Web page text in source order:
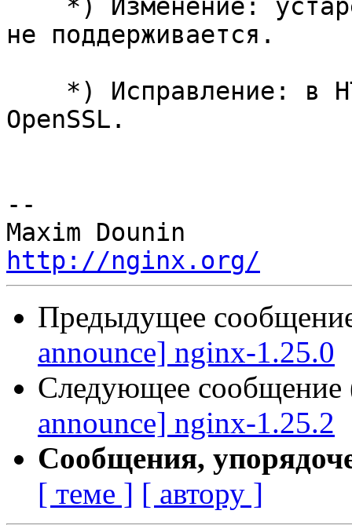
не поддерживается.
OpenSSL.
--
http://nginx.org/
Предыдущее
announce] nginx-1.25.0
Следующее сообщение
announce] nginx-1.25.2
Сообщения,
[ теме ] [ автору ]